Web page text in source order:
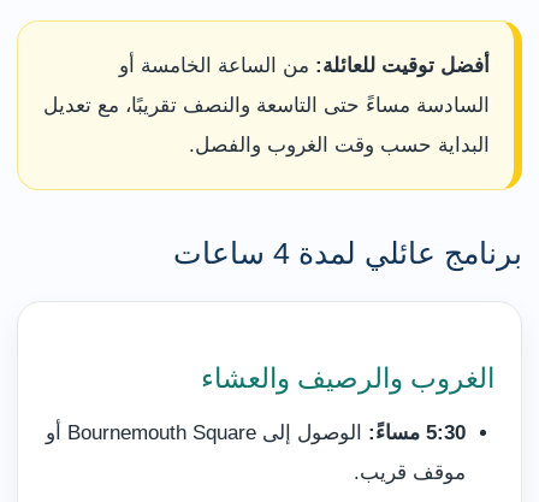
أفضل توقيت للعائلة: من الساعة الخامسة أو
السادسة مساءً حتى التاسعة والنصف تقريبًا، مع تعديل
البداية حسب وقت الغروب والفصل.
برنامج عائلي لمدة 4 ساعات
الغروب والرصيف والعشاء
5:30 مساءً:
الوصول إلى Bournemouth Square أو
موقف قريب.